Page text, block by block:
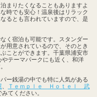
まりたくなることもありますよ
時でも安心！温泉後はリラック
るとも言われていますので、是
く宿泊も可能です。スタンダー
用意されているので、そのとき
ことができます。千葉県浦安市
やテーマパークにも近く、和洋
ー銭湯の中でも特に人気がある
、
Ｔｅｍｐｌｅ Ｈｏｔｅｌ 武
てください。